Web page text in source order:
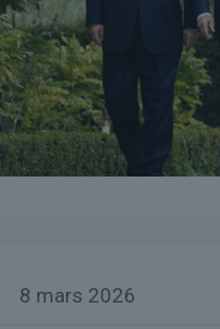
8 mars 2026